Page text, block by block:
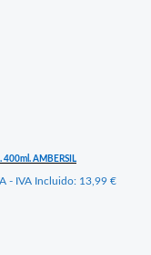
AMBERSIL
- IVA Incluido: 13,99 €